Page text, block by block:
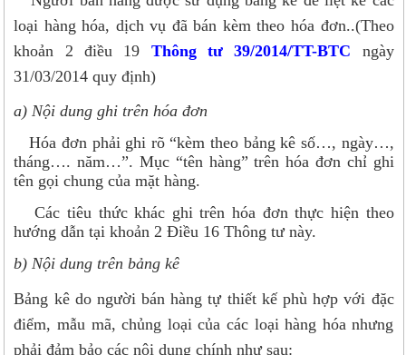
loại hàng hóa, dịch vụ đã bán kèm theo hóa đơn..(Theo
khoản 2 điều 19 Thông tư 39/2014/TT-BTC
ngày
31/03/2014 quy định)
a) Nội dung ghi trên hóa đơn
Hóa đơn phải ghi rõ “kèm theo bảng kê số…, ngày…,
tháng…. năm…”. Mục “tên hàng” trên hóa đơn chỉ ghi
tên gọi chung của mặt hàng.
Các tiêu thức khác ghi trên hóa đơn thực hiện theo
hướng dẫn tại khoản 2 Điều 16 Thông tư này.
b) Nội dung trên bảng kê
Bảng kê do người bán hàng tự thiết kế phù hợp với đặc
điểm, mẫu mã, chủng loại của các loại hàng hóa nhưng
phải đảm bảo các nội dung chính như sau: